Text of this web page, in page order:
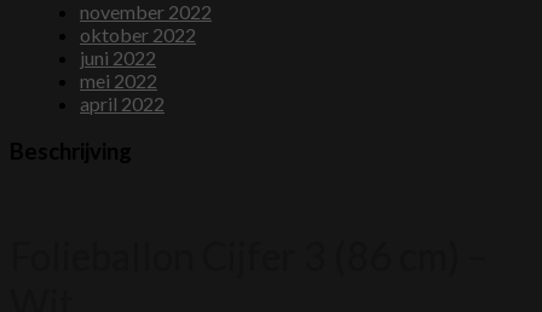
november 2022
oktober 2022
juni 2022
mei 2022
april 2022